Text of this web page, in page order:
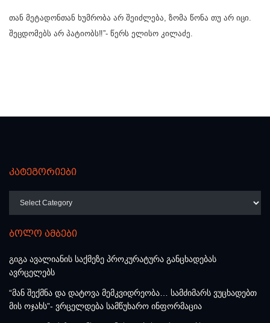
თან მეტადონთან ხუმრობა არ შეიძლება, ზომა წონა თუ არ იცი.
შეცდომებს არ პატიობს‼️”- წერს ელისო კილაძე.
კატეგორიები
ბოლო ამბები
გიგა ავალიანის საქმეზე პროკურატურა განცხადებას
ავრცელებს
“მან შექმნა და დატოვა მემკვიდრეობა… სამძიმარს ვუცხადებთ
მის ოჯახს”- ვრცელდება სამწუხარო ინფორმაცია